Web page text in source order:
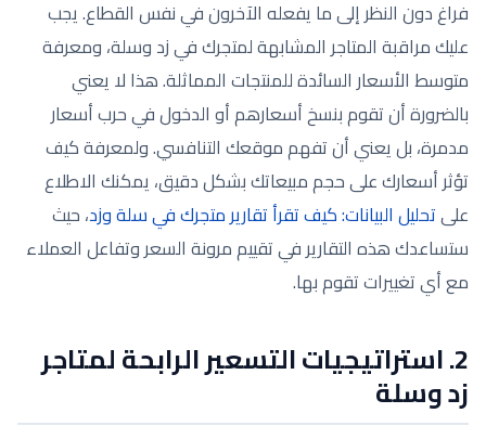
فراغ دون النظر إلى ما يفعله الآخرون في نفس القطاع. يجب
عليك مراقبة المتاجر المشابهة لمتجرك في زد وسلة، ومعرفة
متوسط الأسعار السائدة للمنتجات المماثلة. هذا لا يعني
بالضرورة أن تقوم بنسخ أسعارهم أو الدخول في حرب أسعار
مدمرة، بل يعني أن تفهم موقعك التنافسي. ولمعرفة كيف
تؤثر أسعارك على حجم مبيعاتك بشكل دقيق، يمكنك الاطلاع
علىتحليل البيانات: كيف تقرأ تقارير متجرك في سلة وزد، حيث
ستساعدك هذه التقارير في تقييم مرونة السعر وتفاعل العملاء
مع أي تغييرات تقوم بها.
2. استراتيجيات التسعير الرابحة لمتاجر
زد وسلة